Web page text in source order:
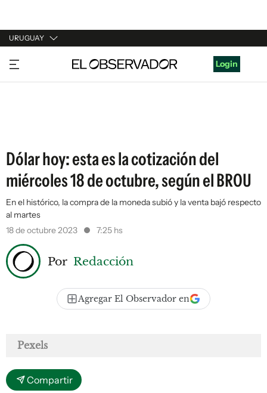
URUGUAY
URUGUAY
ARGENTINA
Login
Dólar hoy: esta es la cotización del
miércoles 18 de octubre, según el BROU
En el histórico, la compra de la moneda subió y la venta bajó respecto
al martes
18 de octubre 2023
7:25 hs
Por Redacción
Agregar El Observador en
Pexels
Compartir